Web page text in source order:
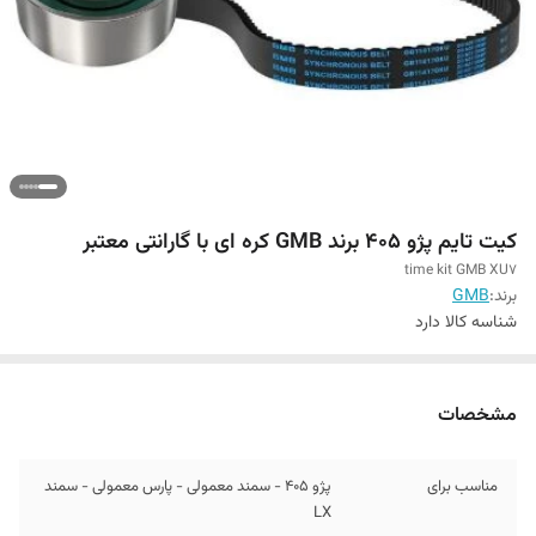
کیت تایم پژو 405 برند GMB کره ای با گارانتی معتبر
time kit GMB XU7
برند:GMB
شناسه کالا دارد
مشخصات
مناسب برای
پژو 405 - سمند معمولی - پارس معمولی - سمند
LX